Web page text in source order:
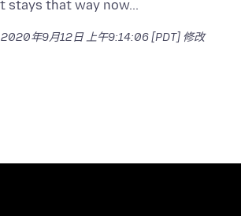
2020年9月12日 上午9:14:06 [PDT] 修改